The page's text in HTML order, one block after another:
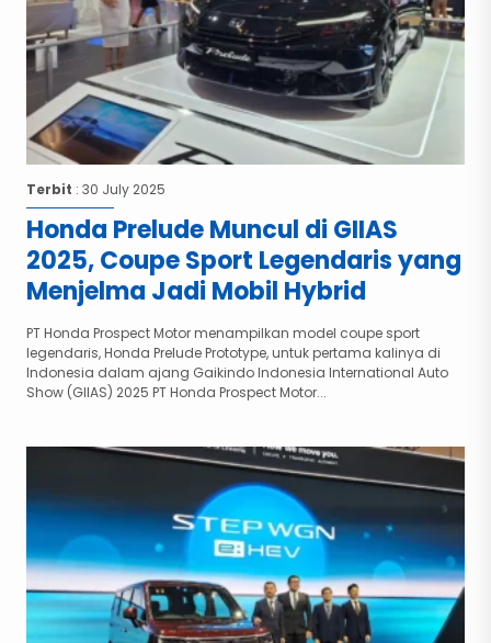
Terbit : 30 July 2025
Honda Prelude Muncul di GIIAS
2025, Coupe Sport Legendaris yang
Menjelma Jadi Mobil Hybrid
PT Honda Prospect Motor menampilkan model coupe sport
legendaris, Honda Prelude Prototype, untuk pertama kalinya di
Indonesia dalam ajang Gaikindo Indonesia International Auto
Show (GIIAS) 2025 PT Honda Prospect Motor...